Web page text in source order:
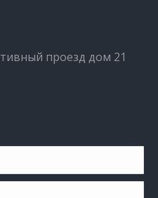
проезд дом 21